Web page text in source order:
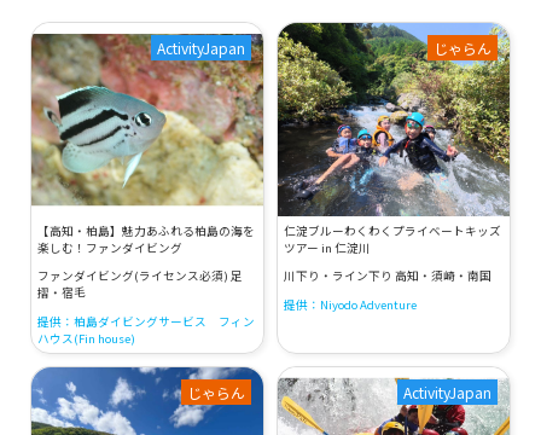
【高知・柏島】魅力あふれる柏島の海を
楽しむ！ファンダイビング
ファンダイビング(ライセンス必須) 足
摺・宿毛
提供：柏島ダイビングサービス フィン
ハウス(Fin house)
ActivityJapan
仁淀ブルーわくわくプライベートキッズ
ツアー in 仁淀川
川下り・ライン下り 高知・須崎・南国
提供：Niyodo Adventure
じゃらん
じゃらん ActivityJapan